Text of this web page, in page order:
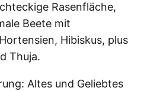
Rasenfläche,
Beete mit
Hibiskus, plus
Thuja.
Altes und Geliebtes